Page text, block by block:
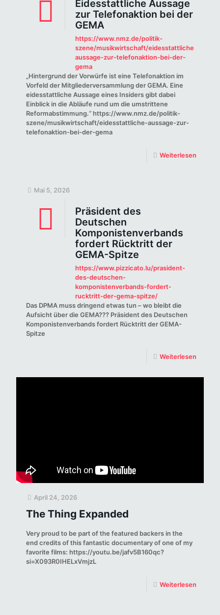
Eidesstattliche Aussage
zur Telefonaktion bei der
GEMA
https://www.nmz.de/politik-
szene/musikwirtschaft/eidesstattliche-
aussage-zur-telefonaktion-bei-der-
gema
„Hintergrund der Vorwürfe ist eine Telefonaktion im
Vorfeld der Mitgliederversammlung der GEMA. Eine
eidesstattliche Aussage eines Insiders gibt dabei
Einblick in die Abläufe rund um die umstrittene
Reformabstimmung.“ https://www.nmz.de/politik-
szene/musikwirtschaft/eidesstattliche-aussage-zur-
telefonaktion-bei-der-gema
Weiterlesen
Mai 5, 2026
Präsident des
Deutschen
Komponistenverbands
fordert Rücktritt der
GEMA-Spitze
https://www.pizzicato.lu/prasident-
des-deutschen-
komponistenverbands-fordert-
rucktritt-der-gema-spitze/
Das DPMA muss dringend etwas tun – wo bleibt die
Aufsicht über die GEMA??? Präsident des Deutschen
Komponistenverbands fordert Rücktritt der GEMA-
Spitze
Weiterlesen
April 24, 2026
The Thing Expanded
Very proud to be part of the featured backers in the
end credits of this fantastic documentary of one of my
favorite films: https://youtu.be/jafv5B160qc?
si=X093R0IHELxVmjzL
Weiterlesen